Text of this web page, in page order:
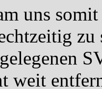
uns
weit